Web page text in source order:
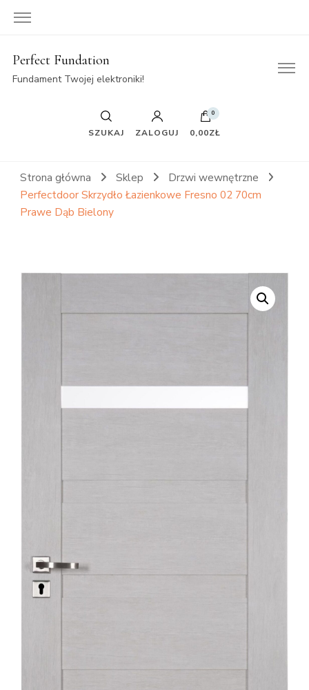
Perfect Fundation
Fundament Twojej elektroniki!
SZUKAJ ZALOGUJ
0
0,00ZŁ
Strona główna Sklep
Drzwi wewnętrzne
Perfectdoor Skrzydło Łazienkowe Fresno 02 70cm
Prawe Dąb Bielony